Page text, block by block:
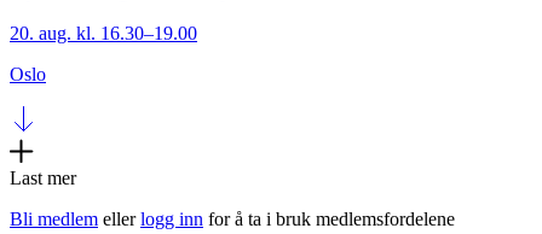
20. aug. kl. 16.30–19.00
Oslo
Last mer
Bli medlem ellerlogg inn for å ta i bruk medlemsfordelene